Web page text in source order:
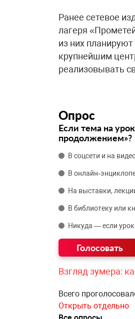
Ранее сетевое
лагеря
из них
крупнейшим
реализовывать
Опрос
Если тема на
продолжением»?
В соцсети и на
В
На выставки,
В библиотеку или
Никуда — если
Взгляд зумера:
Всего
Открыть отдельно